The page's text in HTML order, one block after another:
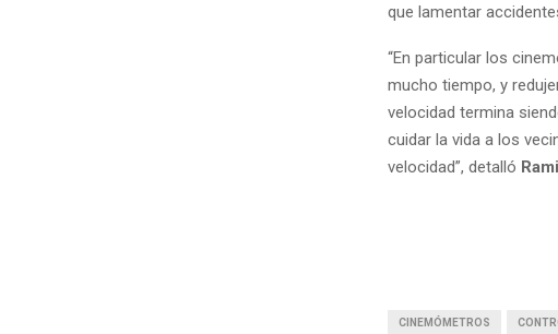
que lamentar
“En particular los
mucho tiempo, y
velocidad termina
cuidar la vida a los
velocidad”, detalló
CINEMÓMETROS